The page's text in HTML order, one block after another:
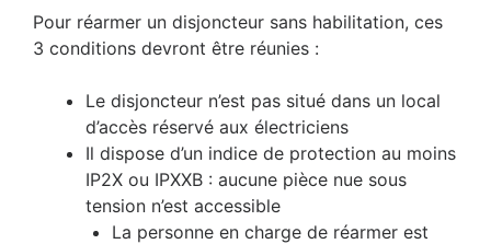
Pour réarmer un disjoncteur sans habilitation, ces
3 conditions devront être réunies :
Le disjoncteur n’est pas situé dans un local
d’accès réservé aux électriciens
Il dispose d’un indice de protection au moins
IP2X ou IPXXB : aucune pièce nue sous
tension n’est accessible
La personne en charge de réarmer est